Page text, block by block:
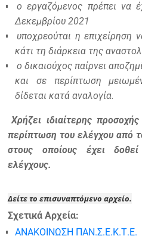
ο εργαζόμενος πρέπει να
Δεκεμβρίου 2021
υποχρεούται η επιχείρηση
κάτι τη διάρκεια της
ο δικαιούχος παίρνει
και σε περίπτωση
δίδεται κατά αναλογία.
Χρήζει ιδιαίτερης
περίπτωση του ελέγχου από
στους οποίους έχει
ελέγχους.
Δείτε το επισυναπτόμενο αρχείο.
Σχετικά Αρχεία:
ΑΝΑΚΟΙΝΩΣΗ ΠΑΝ.Σ.Ε.Κ.Τ.Ε.